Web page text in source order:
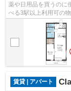
薬や日用品を買うのに
べる3駅以上利用可の
ズマンションです。充
賃貸 | アパート